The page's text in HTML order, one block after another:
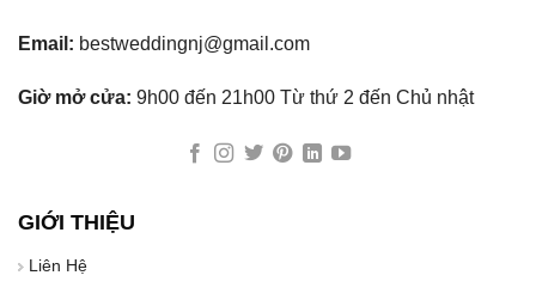
Email: bestweddingnj@gmail.com
Giờ mở cửa: 9h00 đến 21h00 Từ thứ 2 đến Chủ nhật
GIỚI THIỆU
Liên Hệ